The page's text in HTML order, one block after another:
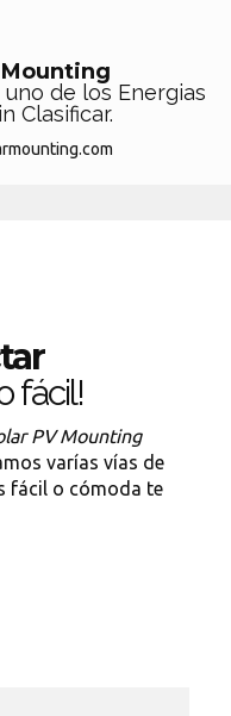
uno de los Energias
Clasificar.
fácil!
PV Mounting
varías vías de
fácil o cómoda te